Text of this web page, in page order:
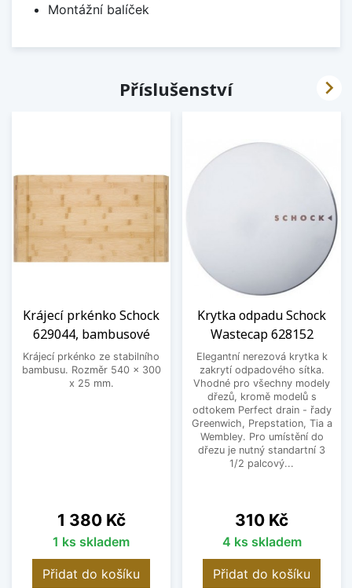
Montážní balíček
Příslušenství
Krájecí prkénko Schock
629044, bambusové
Krájecí prkénko ze stabilního
bambusu. Rozměr 540 x 300
x 25 mm.
Cena
1 380 Kč
1 ks skladem
Přidat do košíku
Krytka odpadu Schock
Wastecap 628152
Elegantní nerezová krytka k
zakrytí odpadového sítka.
Vhodné pro všechny modely
dřezů, kromě modelů s
odtokem Perfect drain - řady
Greenwich, Prepstation, Tia a
Wembley. Pro umístění do
dřezu je nutný standartní 3
1/2 palcový...
Cena
310 Kč
4 ks skladem
Přidat do košíku
